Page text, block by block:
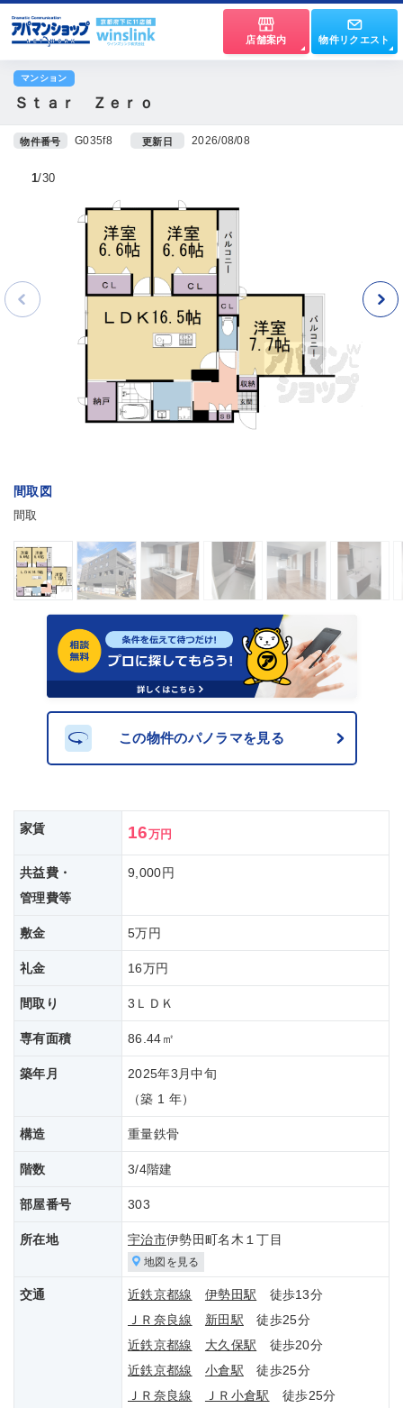
店舗案内 物件リクエスト
マンション
Ｓｔａｒ Ｚｅｒｏ
物件番号 G035f8 更新日 2026/08/08
間取図
間取
1 30
この物件のパノラマを見る
家賃 16万円
共益費・
管理費等
9,000円
敷金 5万円
礼金 16万円
間取り 3ＬＤＫ
専有面積 86.44㎡
築年月
2025年3月中旬
（築 1 年）
構造 重量鉄骨
階数 3/4階建
部屋番号 303
所在地 宇治市伊勢田町名木１丁目
地図を見る
交通 近鉄京都線 伊勢田駅 徒歩13分
ＪＲ奈良線
新田駅 徒歩25分
近鉄京都線
大久保駅 徒歩20分
近鉄京都線
小倉駅 徒歩25分
ＪＲ奈良線
ＪＲ小倉駅 徒歩25分